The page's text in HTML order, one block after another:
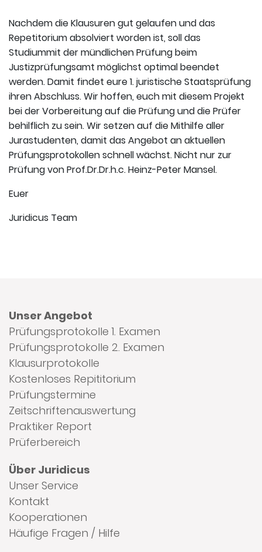
Nachdem die Klausuren gut gelaufen und das
Repetitorium absolviert worden ist, soll das
Studiummit der mündlichen Prüfung beim
Justizprüfungsamt möglichst optimal beendet
werden. Damit findet eure 1. juristische Staatsprüfung
ihren Abschluss. Wir hoffen, euch mit diesem Projekt
bei der Vorbereitung auf die Prüfung und die Prüfer
behilflich zu sein. Wir setzen auf die Mithilfe aller
Jurastudenten, damit das Angebot an aktuellen
Prüfungsprotokollen schnell wächst. Nicht nur zur
Prüfung von Prof.Dr.Dr.h.c. Heinz-Peter Mansel.
Euer
Juridicus Team
Unser Angebot
Prüfungsprotokolle 1. Examen
Prüfungsprotokolle 2. Examen
Klausurprotokolle
Kostenloses Repititorium
Prüfungstermine
Zeitschriftenauswertung
Praktiker Report
Prüferbereich
Über Juridicus
Unser Service
Kontakt
Kooperationen
Häufige Fragen / Hilfe